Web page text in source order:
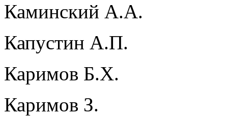
Каминский А.А.
Капустин А.П.
Каримов Б.Х.
Каримов З.